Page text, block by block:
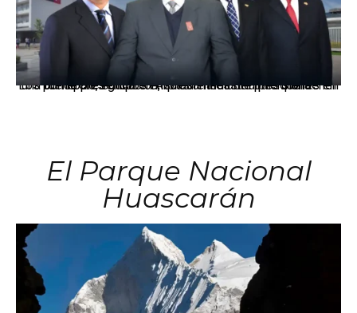
Los principales grupos empresariales del país mantienen una fuerte presencia en Áncash mediante inversiones en comercio, educación, salud e industria pesquera.
El Parque Nacional
Huascarán